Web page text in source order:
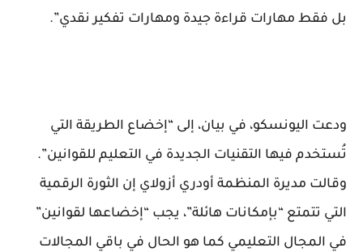
بل فقط مهارات قراءة جيدة ومهارات تفكير نقدي”.
ودعت اليونسكو، في بيان، إلى “إخضاع الطريقة التي
تُستخدم فيها التقنيات الجديدة في التعليم للقوانين”.
وقالت مديرة المنظمة أودري أزولاي إن الثورة الرقمية
التي تتمتع “بإمكانات هائلة”، يجب “إخضاعها لقوانين”
في المجال التعليمي كما هو الحال في باقي المجالات